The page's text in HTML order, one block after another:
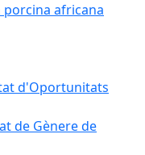
porcina africana
d'Oportunitats
de Gènere de